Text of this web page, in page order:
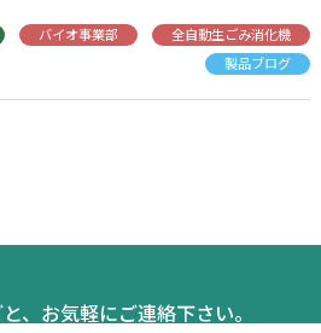
バイオ事業部
全自動生ごみ消化機
製品ブログ
、お気軽にご連絡下さい。